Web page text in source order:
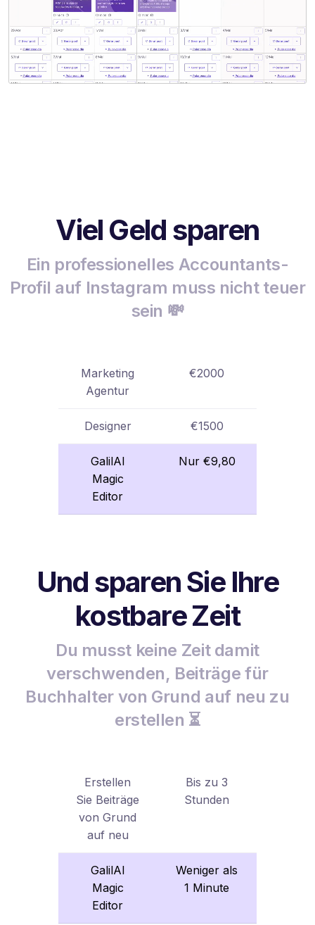
Viel Geld sparen
Ein professionelles Accountants-
Profil auf Instagram muss nicht teuer
sein 💸
Marketing
Agentur
€2000
Designer €1500
GalilAI
Magic
Editor
Nur €9,80
Und sparen Sie Ihre
kostbare Zeit
Du musst keine Zeit damit
verschwenden, Beiträge für
Buchhalter von Grund auf neu zu
erstellen ⏳
Erstellen
Sie Beiträge
von Grund
auf neu
Bis zu 3
Stunden
GalilAI
Magic
Editor
Weniger als
1 Minute